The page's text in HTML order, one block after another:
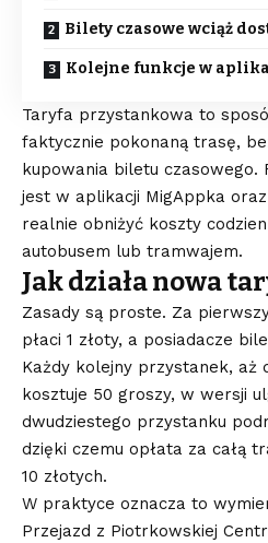
Bilety czasowe wciąż
Kolejne funkcje w
Taryfa przystankowa to
faktycznie pokonaną trasę,
kupowania biletu czasowego.
jest w aplikacji MigAppka
realnie obniżyć koszty
autobusem lub tramwajem.
Jak działa nowa
Zasady są proste. Za
płaci 1 złoty, a posiadacze
Każdy kolejny przystanek, aż
kosztuje 50 groszy, w wersji
dwudziestego przystanku
dzięki czemu opłata za całą
10 złotych.
W praktyce oznacza to
Przejazd z Piotrkowskiej